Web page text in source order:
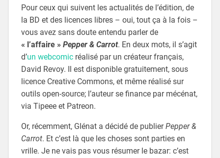
Pour ceux qui suivent les actualités de l’édition, de
la BD et des licences libres – oui, tout ça à la fois –
vous avez sans doute entendu parler de
« l’affaire » Pepper & Carrot. En deux mots, il s’agit
d’un webcomicréalisé par un créateur français,
David Revoy. Il est disponible gratuitement, sous
licence Creative Commons, et même réalisé sur
outils open-source; l’auteur se finance par mécénat,
via Tipeee et Patreon.
Or, récemment, Glénat a décidé de publierPepper &
Carrot. Et c’est là que les choses sont parties en
vrille. Je ne vais pas vous résumer le bazar: c’est